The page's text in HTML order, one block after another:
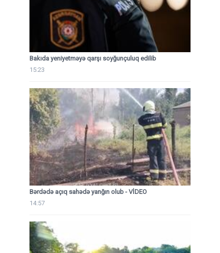
Bakıda yeniyetməyə qarşı soyğunçuluq edilib
15:23
Bərdədə açıq sahədə yanğın olub - VİDEO
14:57